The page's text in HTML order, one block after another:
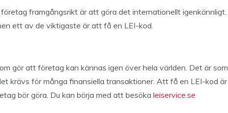
framgångsrikt är att göra det internationellt igenkännligt.
ett av de viktigaste är att få en LEI-kod.
gör att företag kan kännas igen över hela världen. Det är som
krävs för många finansiella transaktioner. Att få en LEI-kod är
bör göra. Du kan börja med att besöka leiservice.se